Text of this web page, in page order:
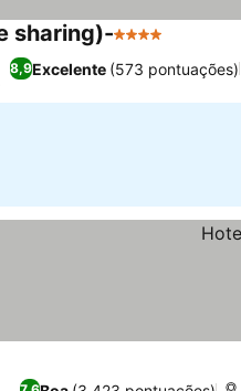
sharing)-4 Estrelas
8,9Excelente (573 pontuações)